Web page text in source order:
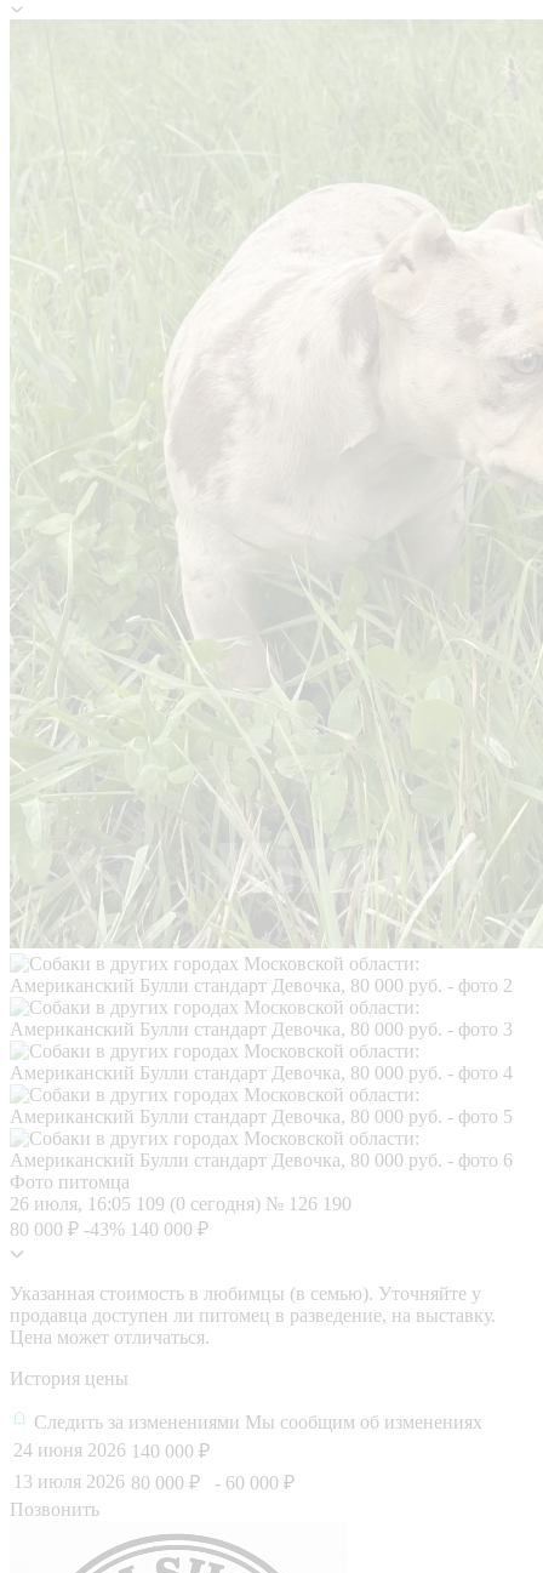
Фото питомца
26 июля, 16:05 109 (0 сегодня) № 126 190
80 000 ₽ -43% 140 000 ₽
Указанная стоимость в любимцы (в семью). Уточняйте у
продавца доступен ли питомец в разведение, на выставку.
Цена может отличаться.
История цены
Следить за изменениями Мы сообщим об изменениях
24 июня 2026 140 000 ₽
13 июля 2026 80 000 ₽
- 60 000 ₽
Позвонить